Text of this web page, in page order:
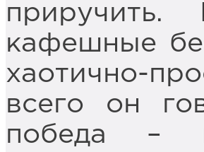
кафешные
хаотично-
всего он
победа –